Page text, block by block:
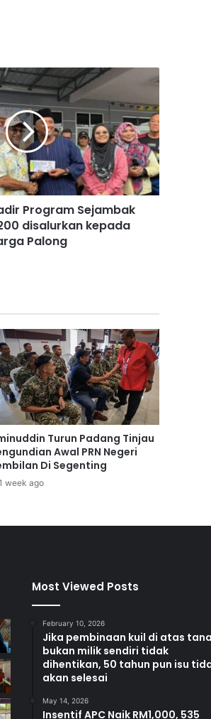
Program Sejambak
disalurkan kepada
Palong
Turun Padang Tinjau
Awal PRN Negeri
Di Segenting
week ago
Most Viewed Posts
February 10, 2026
Jika pembinaan kuil di atas
bukan milik sendiri tidak
dihentikan, 50 tahun pun isu
akan selesai
May 14, 2026
Insentif APC Naik RM1,000, 535